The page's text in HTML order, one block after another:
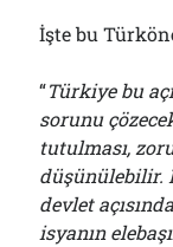
İşte bu
“Türkiye bu
sorunu
tutulması,
düşünülebilir.
devlet
isyanın